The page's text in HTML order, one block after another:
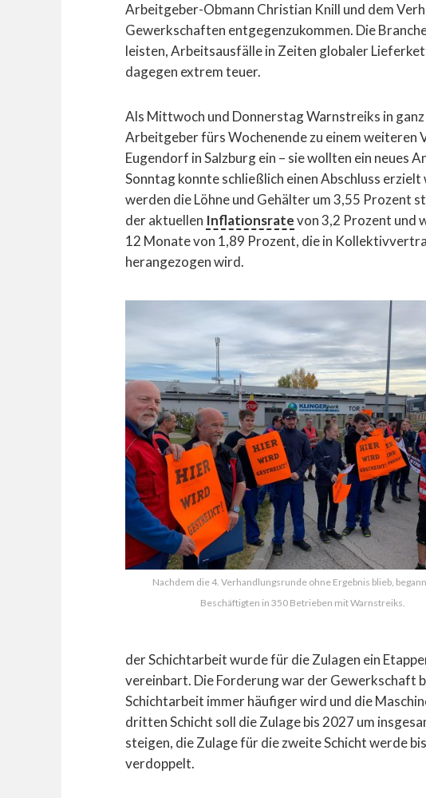
Arbeitgeber-Obmann Christian Knill und dem
Gewerkschaften entgegenzukommen. Die
leisten, Arbeitsausfälle in Zeiten globaler
dagegen extrem teuer.
Als Mittwoch und Donnerstag Warnstreiks in
Arbeitgeber fürs Wochenende zu einem weiteren
Eugendorf in Salzburg ein – sie wollten ein neues
Sonntag konnte schließlich einen Abschluss
werden die Löhne und Gehälter um 3,55 Prozent
der aktuellen Inflationsratevon 3,2 Prozent und
12 Monate von 1,89 Prozent, die in
herangezogen wird.
Nachdem die 4. Verhandlungsrunde ohne Ergebnis blieb,
Beschäftigten in 350 Betrieben mit Warnstreiks.
der Schichtarbeit wurde für die Zulagen ein
vereinbart. Die Forderung war der Gewerkschaft
Schichtarbeit immer häufiger wird und die
dritten Schicht soll die Zulage bis 2027 um
steigen, die Zulage für die zweite Schicht werde
verdoppelt.